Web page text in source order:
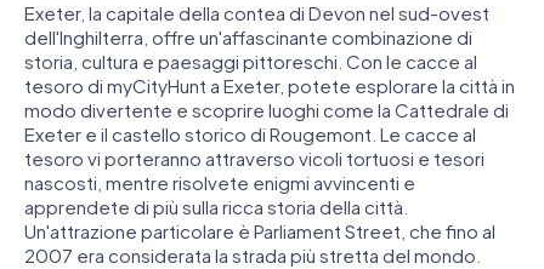
Exeter, la capitale della contea di Devon nel sud-ovest
dell'Inghilterra, offre un'affascinante combinazione di
storia, cultura e paesaggi pittoreschi. Con le cacce al
tesoro di myCityHunt a Exeter, potete esplorare la città in
modo divertente e scoprire luoghi come la Cattedrale di
Exeter e il castello storico di Rougemont. Le cacce al
tesoro vi porteranno attraverso vicoli tortuosi e tesori
nascosti, mentre risolvete enigmi avvincenti e
apprendete di più sulla ricca storia della città.
Un'attrazione particolare è Parliament Street, che fino al
2007 era considerata la strada più stretta del mondo.